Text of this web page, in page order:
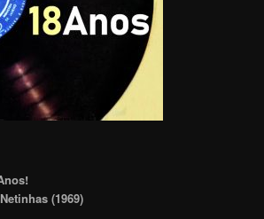
(1969)